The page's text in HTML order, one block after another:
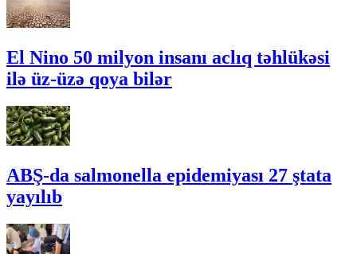
El Nino 50 milyon insanı aclıq təhlükəsi
ilə üz-üzə qoya bilər
ABŞ-da salmonella epidemiyası 27 ştata
yayılıb